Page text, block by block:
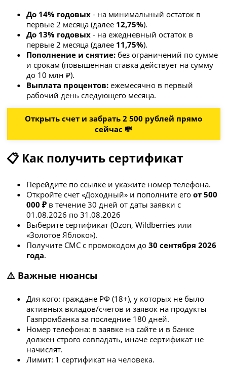
До 14% годовых- на минимальный остаток в
первые 2 месяца (далее 12,75%).
До 13% годовых- на ежедневный остаток в
первые 2 месяца (далее 11,75%).
Пополнение и снятие:без ограничений по сумме
и срокам (повышенная ставка действует на сумму
до 10 млн ₽).
Выплата процентов:ежемесячно в первый
рабочий день следующего месяца.
Открыть счет и забрать 2 500 рублей прямо
сейчас 💸
📋 Как получить сертификат
Перейдите по ссылке и укажите номер телефона.
Откройте счет «Доходный» и пополните его от 500
000 ₽в течение 30 дней от даты заявки с
01.08.2026 по 31.08.2026
Выберите сертификат (Ozon, Wildberries или
«Золотое Яблоко»).
Получите СМС с промокодом до 30 сентября 2026
года.
⚠️ Важные нюансы
Для кого: граждане РФ (18+), у которых не было
активных вкладов/счетов и заявок на продукты
Газпромбанка за последние 180 дней.
Номер телефона: в заявке на сайте и в банке
должен строго совпадать, иначе сертификат не
начислят.
Лимит: 1 сертификат на человека.